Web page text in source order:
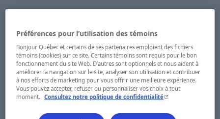
Préférences pour l’utilisation des témoins
Bonjour Québec et certains de ses partenaires emploient des fichiers
témoins (cookies) sur ce site. Certains témoins sont requis pour le bon
fonctionnement du site Web. D’autres sont optionnels et nous aident à
améliorer la navigation sur le site, analyser son utilisation et contribuer
à nos efforts de marketing pour vous offrir une meilleure expérience.
Vous pouvez accepter, refuser ou personnaliser vos choix à tout
moment. Consultez notre politique de confidentialité- Cet hyperlien